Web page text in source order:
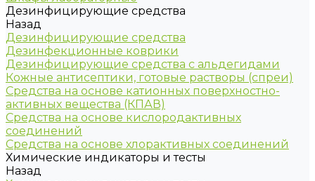
Дезинфицирующие средства
Назад
Дезинфицирующие средства
Дезинфекционные коврики
Дезинфицирующие средства с альдегидами
Кожные антисептики, готовые растворы (спреи)
Средства на основе катионных поверхностно-
активных вещества (КПАВ)
Средства на основе кислородактивных
соединений
Средства на основе хлорактивных соединений
Химические индикаторы и тесты
Назад